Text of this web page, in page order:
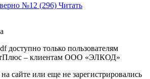
№12 (296) Читать
доступно только пользователям
– клиентам ООО «ЭЛКОД»
сайте или еще не зарегистрировались